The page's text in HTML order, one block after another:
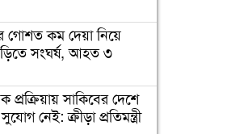
গোশত কম দেয়া নিয়ে
সংঘর্ষ, আহত ৩
প্রক্রিয়ায় সাকিবের দেশে
নেই: ক্রীড়া প্রতিমন্ত্রী